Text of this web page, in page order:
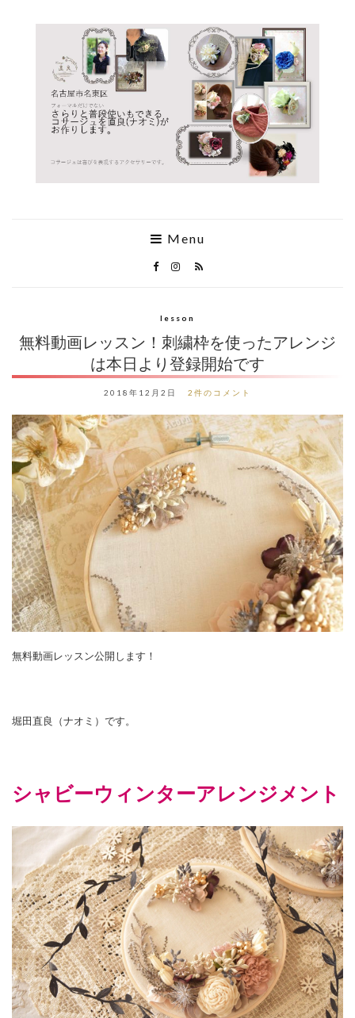
Menu
lesson
無料動画レッスン！刺繍枠を使ったアレンジ
は本日より登録開始です
2018年12月2日 2件のコメント
無料動画レッスン公開します！
堀田直良（ナオミ）です。
シャビーウィンターアレンジメント